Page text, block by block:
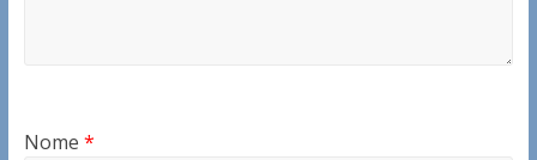
Nome *